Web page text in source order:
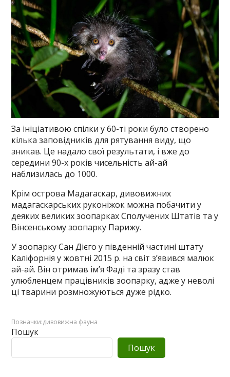
За ініціативою спілки у 60-ті роки було створено
кілька заповідників для рятування виду, що
зникав. Це надало свої результати, і вже до
середини 90-х років чисельність ай-ай
наблизилась до 1000.
Крім острова Мадагаскар, дивовижних
мадагаскарських руконіжок можна побачити у
деяких великих зоопарках Сполучених Штатів та у
Вінсенському зоопарку Парижу.
У зоопарку Сан Дієго у південній частині штату
Каліфорнія у жовтні 2015 р. на світ з’явився малюк
ай-ай. Він отримав ім’я Фаді та зразу став
улюбленцем працівників зоопарку, адже у неволі
ці тварини розмножуються дуже рідко.
Позначки:дивовижна фауна
Пошук
Пошук